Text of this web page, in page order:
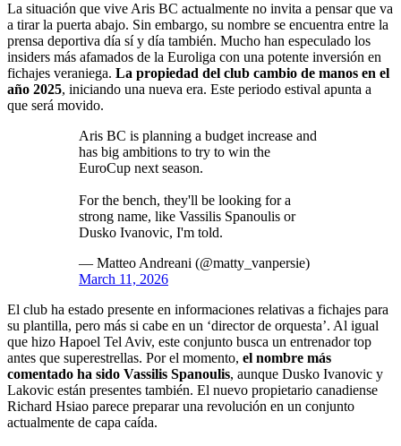
La situación que vive Aris BC actualmente no invita a pensar que va
a tirar la puerta abajo. Sin embargo, su nombre se encuentra entre la
prensa deportiva día sí y día también. Mucho han especulado los
insiders más afamados de la Euroliga con una potente inversión en
fichajes veraniega. La propiedad del club cambio de manos en el
año 2025, iniciando una nueva era. Este periodo estival apunta a
que será movido.
Aris BC is planning a budget increase and
has big ambitions to try to win the
EuroCup next season.
For the bench, they'll be looking for a
strong name, like Vassilis Spanoulis or
Dusko Ivanovic, I'm told.
— Matteo Andreani (@matty_vanpersie)
March 11, 2026
El club ha estado presente en informaciones relativas a fichajes para
su plantilla, pero más si cabe en un ‘director de orquesta’. Al igual
que hizo Hapoel Tel Aviv, este conjunto busca un entrenador top
antes que superestrellas. Por el momento, el nombre más
comentado ha sido Vassilis Spanoulis, aunque Dusko Ivanovic y
Lakovic están presentes también. El nuevo propietario canadiense
Richard Hsiao parece preparar una revolución en un conjunto
actualmente de capa caída.